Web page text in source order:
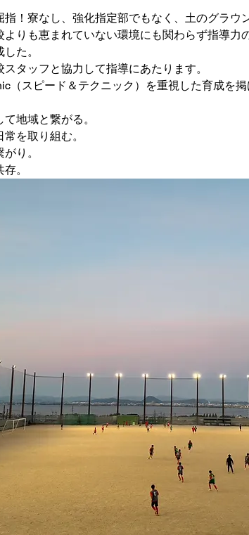
指！寮なし、強化指定部でもなく、土のグラウ
よりも恵まれていない環境にも関わらず指導力
た。
タッフと協力して指導にあたります。
（スピード＆テクニック）を重視した育成を掲
地域と繋がる。
を取り組む。
り。
。